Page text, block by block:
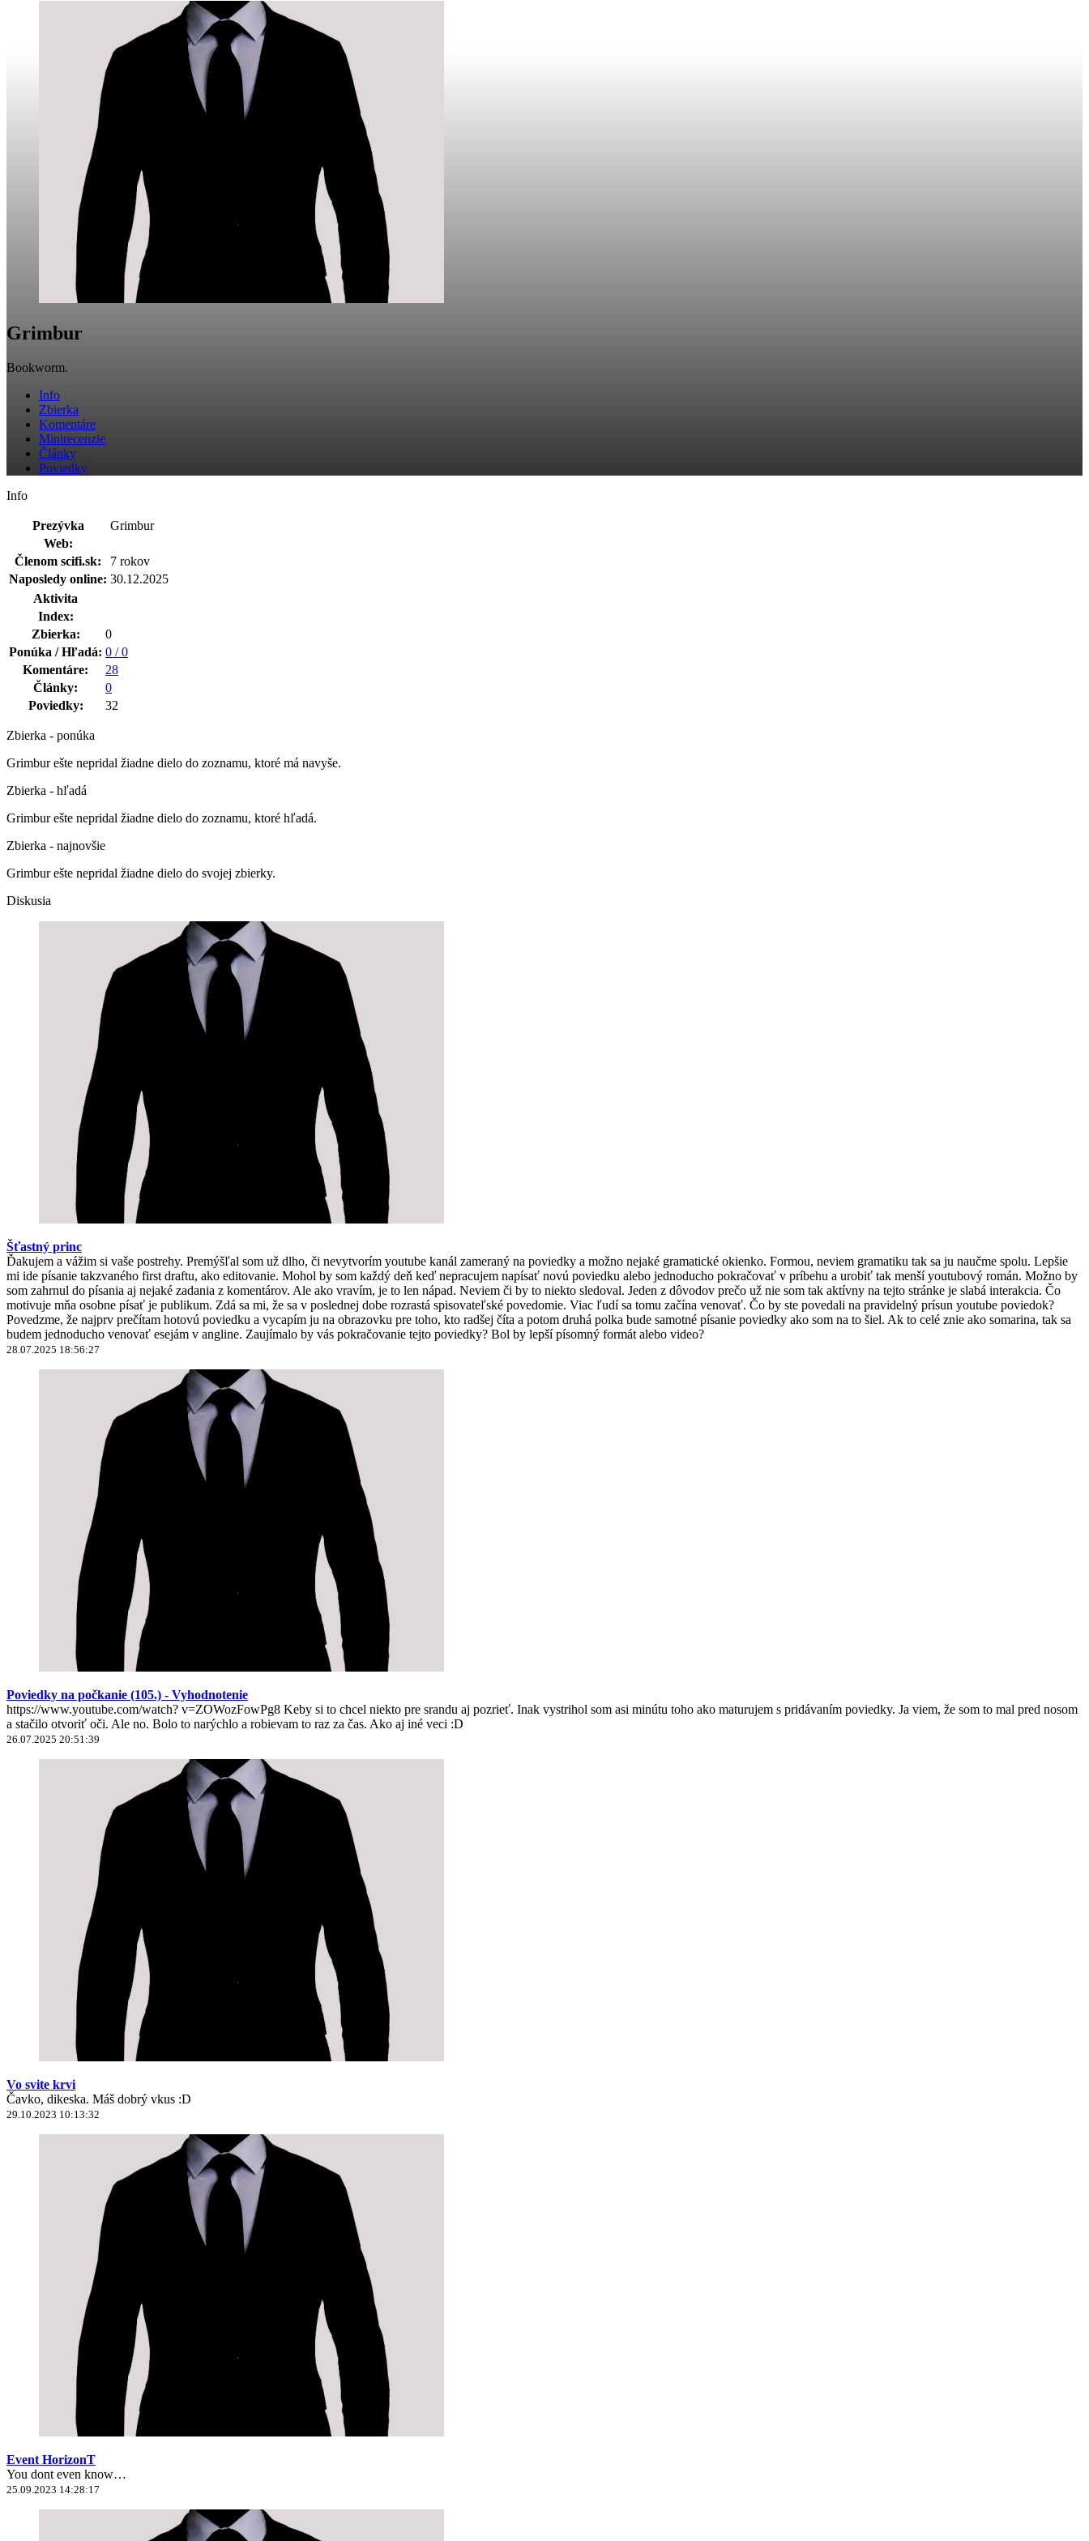
Grimbur
Bookworm.
Info
Zbierka
Komentáre
Minirecenzie
Články
Poviedky
Info
Prezývka
Grimbur
Web:
Členom scifi.sk:
7 rokov
Naposledy online: 30.12.2025
Aktivita
Index:
Zbierka:
0
Ponúka / Hľadá: 0 / 0
Komentáre:
28
Články:
0
Poviedky:
32
Zbierka - ponúka
Grimbur ešte nepridal žiadne dielo do zoznamu, ktoré má navyše.
Zbierka - hľadá
Grimbur ešte nepridal žiadne dielo do zoznamu, ktoré hľadá.
Zbierka - najnovšie
Grimbur ešte nepridal žiadne dielo do svojej zbierky.
Diskusia
Šťastný princ
Ďakujem a vážim si vaše postrehy. Premýšľal som už dlho, či nevytvorím youtube kanál zameraný na poviedky a možno nejaké gramatické okienko. Formou, neviem gramatiku tak sa ju naučme spolu. Lepšie
mi ide písanie takzvaného first draftu, ako editovanie. Mohol by som každý deň keď nepracujem napísať novú poviedku alebo jednoducho pokračovať v príbehu a urobiť tak menší youtubový román. Možno by
som zahrnul do písania aj nejaké zadania z komentárov. Ale ako vravím, je to len nápad. Neviem či by to niekto sledoval. Jeden z dôvodov prečo už nie som tak aktívny na tejto stránke je slabá interakcia. Čo
motivuje mňa osobne písať je publikum. Zdá sa mi, že sa v poslednej dobe rozrastá spisovateľské povedomie. Viac ľudí sa tomu začína venovať. Čo by ste povedali na pravidelný prísun youtube poviedok?
Povedzme, že najprv prečítam hotovú poviedku a vycapím ju na obrazovku pre toho, kto radšej číta a potom druhá polka bude samotné písanie poviedky ako som na to šiel. Ak to celé znie ako somarina, tak sa
budem jednoducho venovať esejám v angline. Zaujímalo by vás pokračovanie tejto poviedky? Bol by lepší písomný formát alebo video?
28.07.2025 18:56:27
Poviedky na počkanie (105.) - Vyhodnotenie
https://www.youtube.com/watch? v=ZOWozFowPg8 Keby si to chcel niekto pre srandu aj pozrieť. Inak vystrihol som asi minútu toho ako maturujem s pridávaním poviedky. Ja viem, že som to mal pred nosom
a stačilo otvoriť oči. Ale no. Bolo to narýchlo a robievam to raz za čas. Ako aj iné veci :D
26.07.2025 20:51:39
Vo svite krvi
Čavko, dikeska. Máš dobrý vkus :D
29.10.2023 10:13:32
Event HorizonT
You dont even know…
25.09.2023 14:28:17